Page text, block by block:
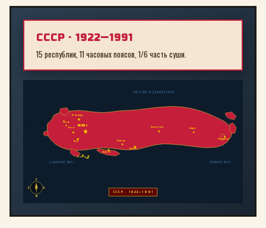
СССР · 1922—1991
15 республик, 11 часовых поясов, 1/6 часть суши.
МОСКВА
Ленинград
Киев
Минск
Ташкент
Алма-Ата
Байконур
Новосибирск Иркутск
Владивосток
ТбилисиБаку
Рига
С
Ю
З
В
СССР · 1922—1991
БАЛТИЙСКОЕ МОРЕ
СЕВЕРНЫЙ ЛЕДОВИТЫЙ ОКЕАН
ЯПОНСКОЕ МОРЕ